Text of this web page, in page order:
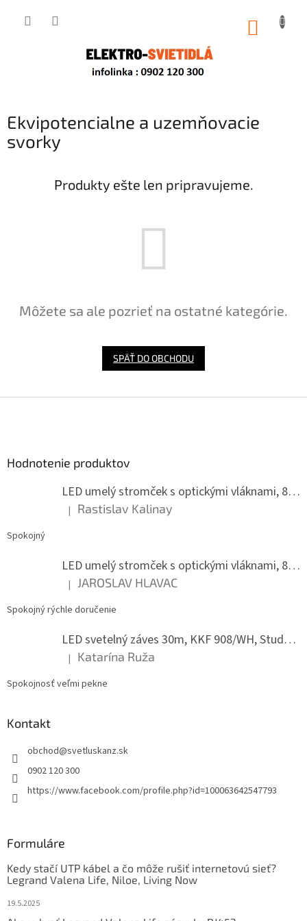
Ekvipotencialne a uzemňovacie
svorky
Produkty ešte len pripravujeme.
Môžete sa ale pozrieť na ostatné kategórie.
SPÄŤ DO OBCHODU
Hodnotenie produktov
LED umelý stromček s optickými vláknami, 80 cm
Hodnotenie produktu je 5 z 5 hviezdičiek.
| Rastislav Kalinay
Spokojný
LED umelý stromček s optickými vláknami, 80 cm
Hodnotenie produktu je 5 z 5 hviezdičiek.
| JAROSLAV HLAVAC
Spokojný rýchle doručenie
LED svetelný záves 30m, KKF 908/WH, Studená biela
Hodnotenie produktu je 5 z 5 hviezdičiek.
| Katarína Ruža
Spokojnosť veľmi pekne
Kontakt
obchod@svetluskanz.sk
0902 120 300
https://www.facebook.com/profile.php?id=100063642547793
Formuláre
Kedy stačí UTP kábel a čo môže rušiť internetovú sieť?
Legrand Valena Life, Niloe, Living Now
19.5.2025